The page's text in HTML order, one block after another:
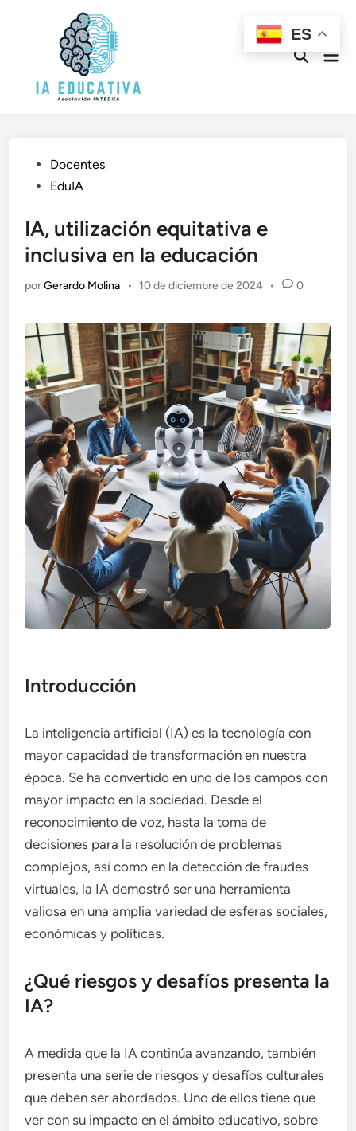
Abrir
Publicado
en
Docentes
EduIA
IA, utilización equitativa e
inclusiva en la educación
porGerardo Molina • 10 de diciembre de 2024 • 0
Introducción
La inteligencia artificial (IA) es la tecnología con
mayor capacidad de transformación en nuestra
época. Se ha convertido en uno de los campos con
mayor impacto en la sociedad. Desde el
reconocimiento de voz, hasta la toma de
decisiones para la resolución de problemas
complejos, así como en la detección de fraudes
virtuales, la IA demostró ser una herramienta
valiosa en una amplia variedad de esferas sociales,
económicas y políticas.
¿Qué riesgos y desafíos presenta la
IA?
A medida que la IA continúa avanzando, también
presenta una serie de riesgos y desafíos culturales
que deben ser abordados. Uno de ellos tiene que
ver con su impacto en el ámbito educativo, sobre
ES